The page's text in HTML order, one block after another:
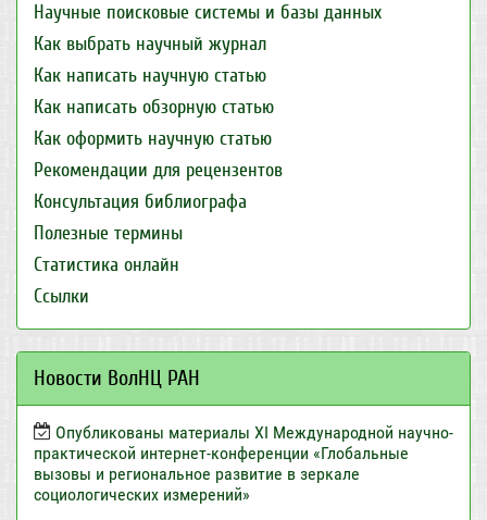
Научные поисковые системы и базы данных
Как выбрать научный журнал
Как написать научную статью
Как написать обзорную статью
Как оформить научную статью
Рекомендации для рецензентов
Консультация библиографа
Полезные термины
Статистика онлайн
Ссылки
Новости ВолНЦ РАН
Опубликованы материалы XI Международной научно-
практической интернет-конференции «Глобальные
вызовы и региональное развитие в зеркале
социологических измерений»